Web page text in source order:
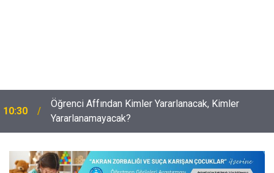
10:30
Öğrenci Affından Kimler Yararlanacak, Kimler
Yararlanamayacak?